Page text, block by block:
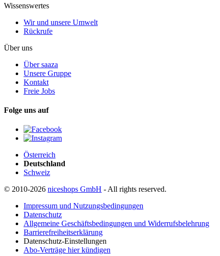
Wissenswertes
Wir und unsere Umwelt
Rückrufe
Über uns
Über saaza
Unsere Gruppe
Kontakt
Freie Jobs
Folge uns auf
Österreich
Deutschland
Schweiz
© 2010-2026 niceshops GmbH - All rights reserved.
Impressum und Nutzungsbedingungen
Datenschutz
Allgemeine Geschäftsbedingungen und Widerrufsbelehrung
Barrierefreiheitserklärung
Datenschutz-Einstellungen
Abo-Verträge hier kündigen